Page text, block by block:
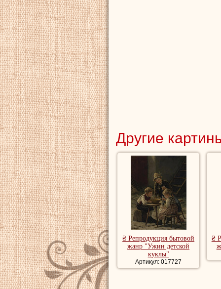
Другие
₴ Репродукция бытовой
жанр "Ужин детской
куклы"
Артикул: 017727
₴